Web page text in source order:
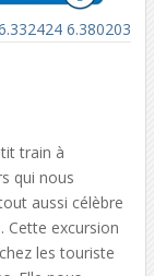
6.380203
train à
qui nous
aussi célèbre
Cette excursion
les touriste